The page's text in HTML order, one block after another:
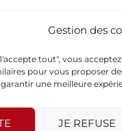
Gestion des
tout", vous
pour vous proposer
une meilleure
JE REFUSE
SPORSORA
75015 PARIS